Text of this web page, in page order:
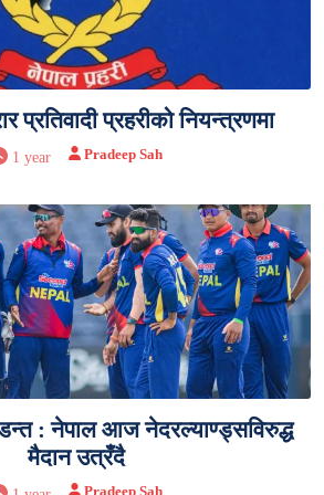
प्रतिवादी प्रहरीको नियन्त्रणमा
1 year Pradeep Sah
: नेपाल आज नेदरल्याण्ड्सविरुद्ध
मैदान उत्रँदै
Pradeep Sah